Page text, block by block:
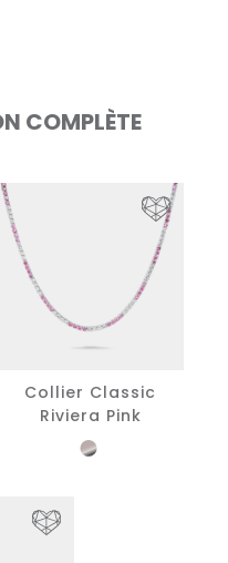
COMPLÈTE
Collier Classic
Riviera Pink